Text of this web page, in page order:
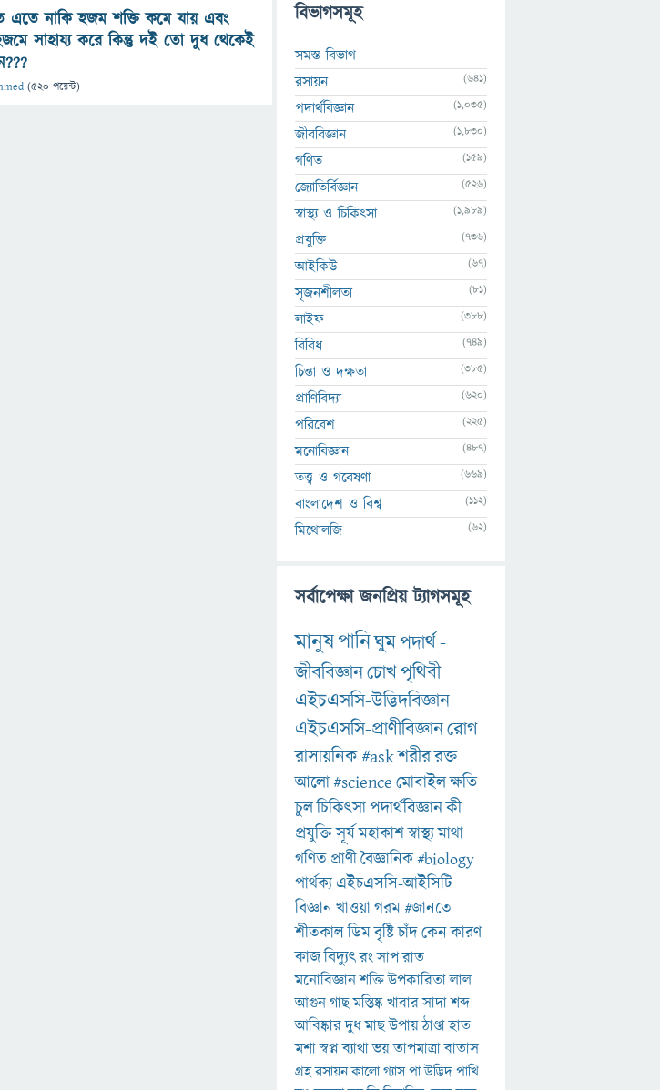
এতে নাকি হজম শক্তি কমে যায় এবং
সাহায্য করে কিন্তু দই তো দুধ থেকেই
(520 পয়েন্ট)
বিভাগসমূহ
সমস্ত বিভাগ
রসায়ন
(641)
পদার্থবিজ্ঞান (1,035)
জীববিজ্ঞান (1,830)
গণিত (159)
জ্যোতির্বিজ্ঞান (526)
স্বাস্থ্য ও চিকিৎসা (1,989)
প্রযুক্তি (736)
আইকিউ (67)
সৃজনশীলতা (81)
লাইফ (388)
বিবিধ (749)
চিন্তা ও দক্ষতা (385)
প্রাণিবিদ্যা (620)
পরিবেশ (225)
মনোবিজ্ঞান (487)
তত্ত্ব ও গবেষণা (669)
বাংলাদেশ ও বিশ্ব (112)
মিথোলজি (62)
সর্বাপেক্ষা জনপ্রিয় ট্যাগসমূহ
মানুষপানিঘুমপদার্থ-
জীববিজ্ঞানচোখপৃথিবী
এইচএসসি-উদ্ভিদবিজ্ঞান
এইচএসসি-প্রাণীবিজ্ঞানরোগ
রাসায়নিক#askশরীররক্ত
আলো#scienceমোবাইলক্ষতি
চুলচিকিৎসাপদার্থবিজ্ঞানকী
প্রযুক্তিসূর্যমহাকাশস্বাস্থ্যমাথা
গণিত প্রাণীবৈজ্ঞানিক#biology
পার্থক্য এইচএসসি-আইসিটি
বিজ্ঞানখাওয়াগরম#জানতে
শীতকালডিমবৃষ্টিচাঁদকেনকারণ
কাজবিদ্যুৎরংসাপরাত
মনোবিজ্ঞানশক্তিউপকারিতালাল
আগুনগাছমস্তিষ্কখাবারসাদাশব্দ
আবিষ্কারদুধমাছউপায়ঠাণ্ডাহাত
মশাস্বপ্নব্যাথাভয়তাপমাত্রাবাতাস
গ্রহরসায়নকালোগ্যাসপাউদ্ভিদপাখি